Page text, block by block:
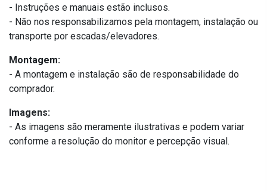
- Instruções e manuais estão inclusos.
- Não nos responsabilizamos pela montagem, instalação ou
transporte por escadas/elevadores.
Montagem:
- A montagem e instalação são de responsabilidade do
comprador.
Imagens:
- As imagens são meramente ilustrativas e podem variar
conforme a resolução do monitor e percepção visual.